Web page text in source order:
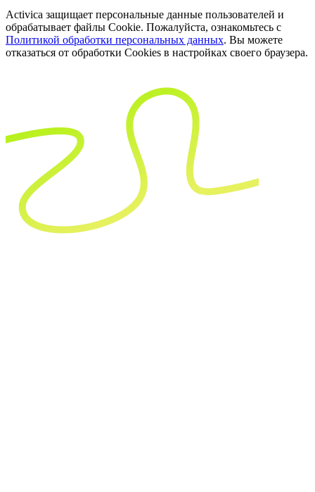
Activica защищает персональные данные пользователей и
обрабатывает файлы Cookie. Пожалуйста, ознакомьтесь с
Политикой обработки персональных данных. Вы можете
отказаться от обработки Cookies в настройках своего браузера.